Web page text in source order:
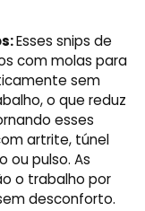
Esses snips de
com molas para
sem
o que reduz
esses
artrite, túnel
ou pulso. As
o trabalho por
desconforto.